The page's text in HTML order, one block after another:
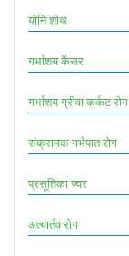
योनि शोथ
गर्भाशय कैंसर
गर्भाशय ग्रीवा कर्कट रोग
संक्रामक गर्भपात रोग
प्रसूतिका ज्वर
अत्यार्तव रोग